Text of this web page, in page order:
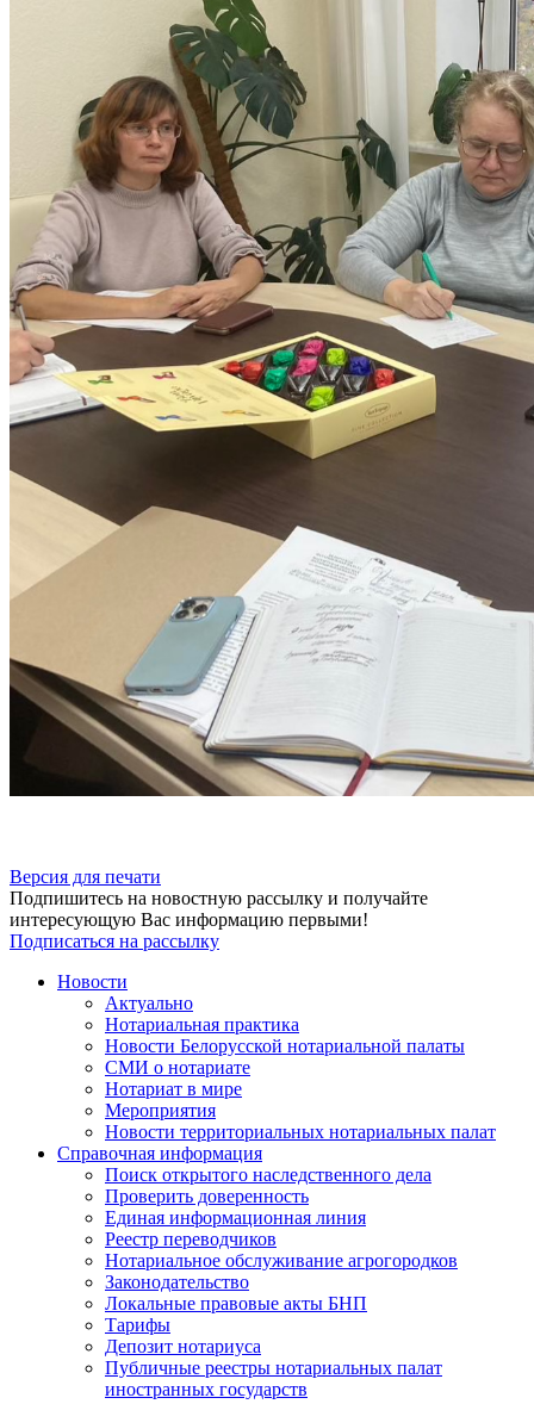
Версия для печати
Подпишитесь на новостную рассылку и получайте
интересующую Вас информацию первыми!
Подписаться на рассылку
Новости
Актуально
Нотариальная практика
Новости Белорусской нотариальной палаты
СМИ о нотариате
Нотариат в мире
Мероприятия
Новости территориальных нотариальных палат
Справочная информация
Поиск открытого наследственного дела
Проверить доверенность
Единая информационная линия
Реестр переводчиков
Нотариальное обслуживание агрогородков
Законодательство
Локальные правовые акты БНП
Тарифы
Депозит нотариуса
Публичные реестры нотариальных палат
иностранных государств